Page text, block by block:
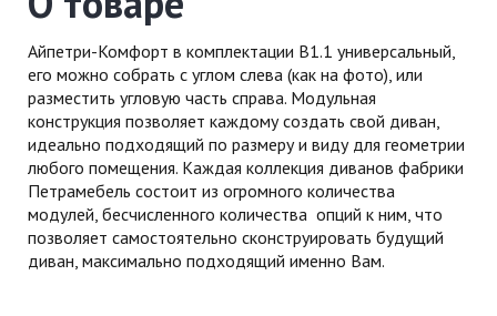
Айпетри-Комфорт в комплектации В1.1 универсальный,
его можно собрать с углом слева (как на фото), или
разместить угловую часть справа. Модульная
конструкция позволяет каждому создать свой диван,
идеально подходящий по размеру и виду для геометрии
любого помещения. Каждая коллекция диванов фабрики
Петрамебель состоит из огромного количества
модулей, бесчисленного количества опций к ним, что
позволяет самостоятельно сконструировать будущий
диван, максимально подходящий именно Вам.